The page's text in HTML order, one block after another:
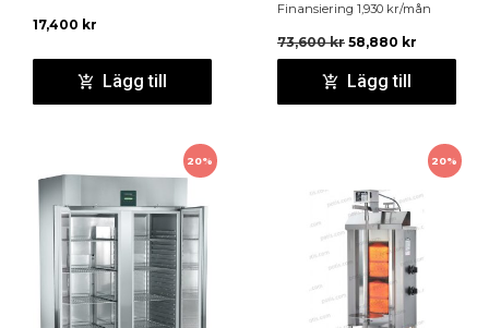
17,400 kr
Lägg till
Finansiering 1,930 kr/mån
73,600kr 58,880 kr
Lägg till
20% 20%